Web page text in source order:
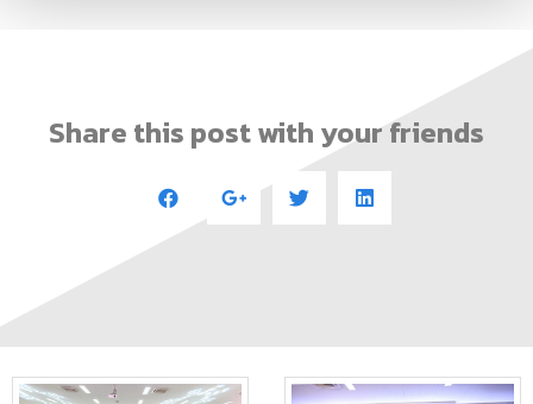
Share this post with your friends